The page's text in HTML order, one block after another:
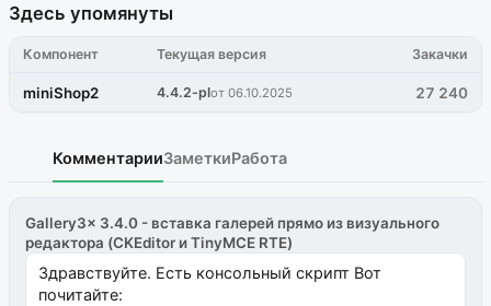
Здесь упомянуты
Компонент Текущая версия Закачки
miniShop2 4.4.2-plот 06.10.2025 27 240
КомментарииЗаметкиРабота
Gallery3x 3.4.0 - вставка галерей прямо из визуального
редактора (CKEditor и TinyMCE RTE)
Здравствуйте. Есть консольный скрипт Вот
почитайте: